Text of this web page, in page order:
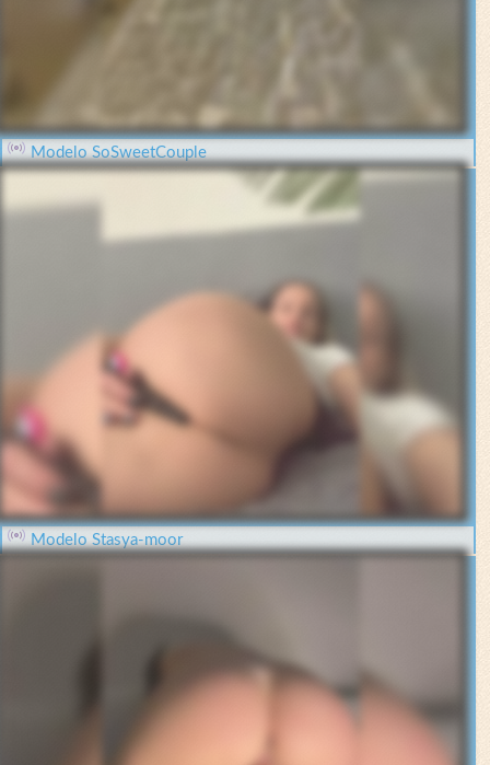
Modelo SoSweetCouple
Modelo Stasya-moor